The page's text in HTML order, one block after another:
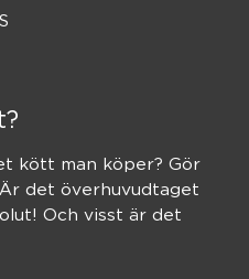
kött man köper? Gör
det överhuvudtaget
Och visst är det